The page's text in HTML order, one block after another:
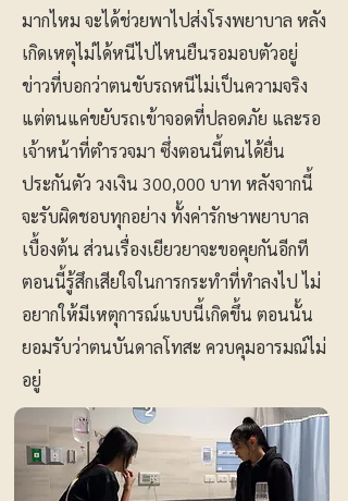
มากไหม จะได้ช่วยพาไปส่งโรงพยาบาล หลัง
เกิดเหตุไม่ได้หนีไปไหนยืนรอมอบตัวอยู่
ข่าวที่บอกว่าตนขับรถหนีไม่เป็นความจริง
แต่ตนแค่ขยับรถเข้าจอดที่ปลอดภัย และรอ
เจ้าหน้าที่ตำรวจมา ซึ่งตอนนี้ตนได้ยื่น
ประกันตัว วงเงิน 300,000 บาท หลังจากนี้
จะรับผิดชอบทุกอย่าง ทั้งค่ารักษาพยาบาล
เบื้องต้น ส่วนเรื่องเยียวยาจะขอคุยกันอีกที
ตอนนี้รู้สึกเสียใจในการกระทำที่ทำลงไป ไม่
อยากให้มีเหตุการณ์แบบนี้เกิดขึ้น ตอนนั้น
ยอมรับว่าตนบันดาลโทสะ ควบคุมอารมณ์ไม่
อยู่